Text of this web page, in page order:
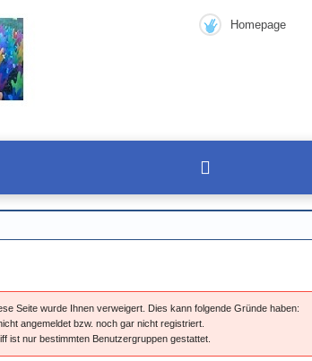
Homepage
Seite wurde Ihnen verweigert. Dies kann folgende Gründe haben:
angemeldet bzw. noch gar nicht registriert.
ist nur bestimmten Benutzergruppen gestattet.